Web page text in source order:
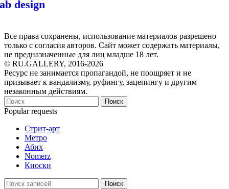
design
Все права сохранены, использование материалов разрешено
только с согласия авторов. Сайт может содержать материалы,
не предназначенные для лиц младше 18 лет.
© RU.GALLERY, 2016-2026
Ресурс не занимается пропагандой, не поощряет и не
призывает к вандализму, руфингу, зацепингу и другим
незаконным действиям.
Поиск
Popular requests
Стрит-арт
Метро
Абих
Nomerz
Киоски
Поиск